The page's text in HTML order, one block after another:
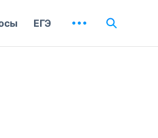
ЕГЭ